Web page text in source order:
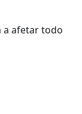
a afetar todo